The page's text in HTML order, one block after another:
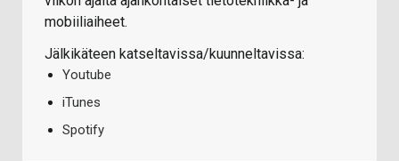
mobiiliaiheet.
Jälkikäteen katseltavissa/kuunneltavissa:
Youtube
iTunes
Spotify